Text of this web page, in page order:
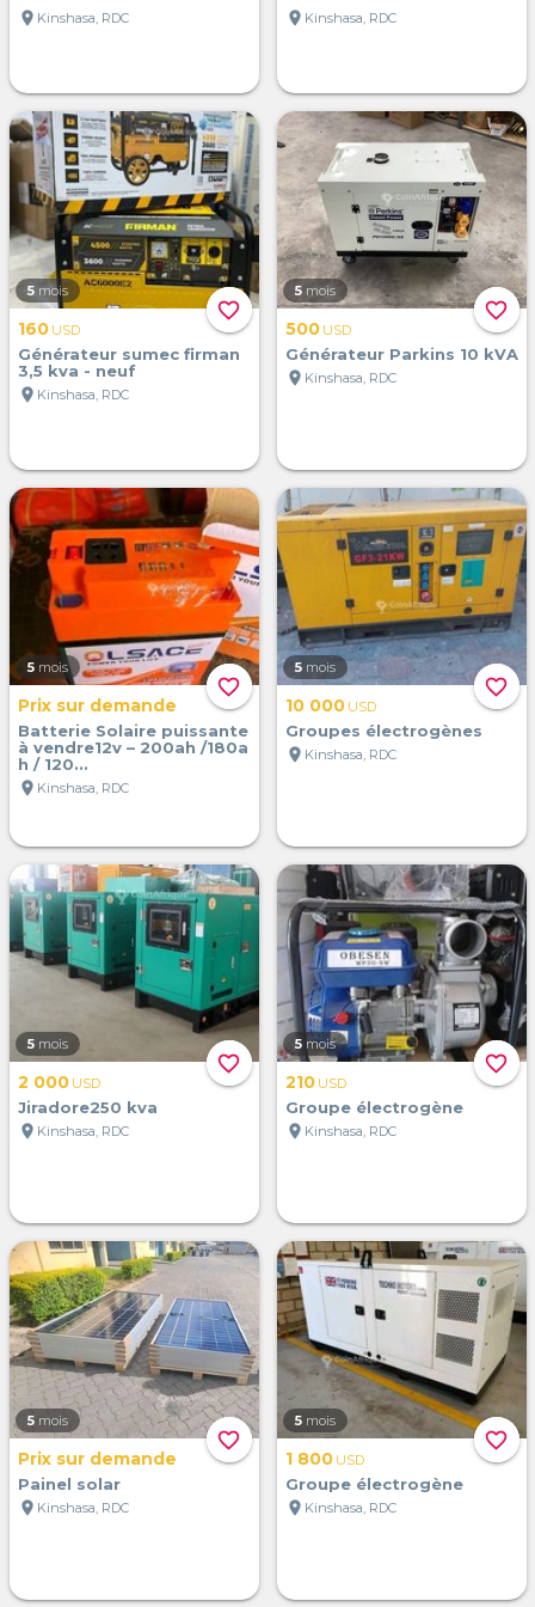
location_on Kinshasa, RDC
location_on Kinshasa, RDC
favorite_border
5 mois
160 USD
Générateur sumec firman
3,5 kva - neuf
location_on Kinshasa, RDC
favorite_border
5 mois
500 USD
Générateur Parkins 10 kVA
location_on Kinshasa, RDC
favorite_border
5 mois
Prix sur demande
Batterie Solaire puissante
à vendre12v – 200ah /180a
h / 120...
location_on Kinshasa, RDC
favorite_border
5 mois
10 000 USD
Groupes électrogènes
location_on Kinshasa, RDC
favorite_border
5 mois
2 000 USD
Jiradore250 kva
location_on Kinshasa, RDC
favorite_border
5 mois
210 USD
Groupe électrogène
location_on Kinshasa, RDC
favorite_border
5 mois
Prix sur demande
Painel solar
location_on Kinshasa, RDC
favorite_border
5 mois
1 800 USD
Groupe électrogène
location_on Kinshasa, RDC